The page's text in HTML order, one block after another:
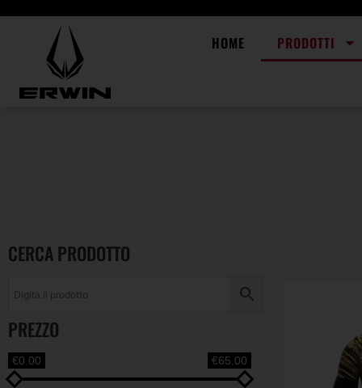
HOME PRODOTTI
CERCA PRODOTTO
PREZZO
€0.00 €65.00